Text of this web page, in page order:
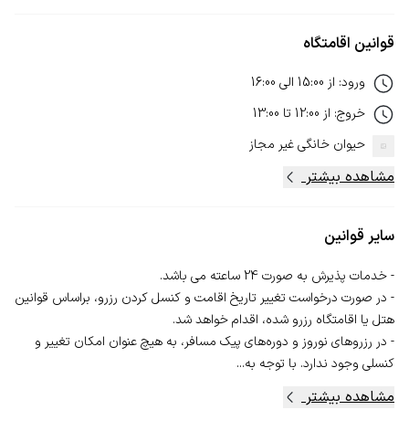
قوانین اقامتگاه
ورود: از 15:00 الی 16:00
خروج: از 12:00 تا 13:00
حیوان خانگیغیر مجاز
مشاهده بیشتر
سایر قوانین
- در صورت درخواست تغییر تاریخ اقامت و کنسل‌ کردن رزرو، بر‌اساس قوانین
- در رزروهای نوروز و دوره‌های پیک مسافر، به‌ هیچ‌ عنوان امکان تغییر و
کنسلی وجود ندارد. با توجه به...
مشاهده بیشتر